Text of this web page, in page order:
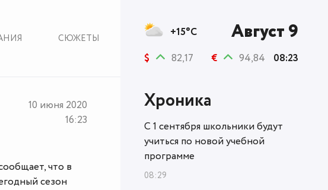
СЮЖЕТЫ
10 июня 2020
16:23
что в
сезон
+15°C Август 9
$ 82,17 € 94,84 08:23
Хроника
С 1 сентября школьники будут
учиться по новой учебной
программе
08:29